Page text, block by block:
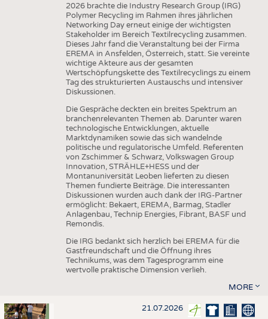
2026 brachte die Industry Research Group (IRG)
Polymer Recycling im Rahmen ihres jährlichen
Networking Day erneut einige der wichtigsten
Stakeholder im Bereich Textilrecycling zusammen.
Dieses Jahr fand die Veranstaltung bei der Firma
EREMA in Ansfelden, Österreich, statt. Sie vereinte
wichtige Akteure aus der gesamten
Wertschöpfungskette des Textilrecyclings zu einem
Tag des strukturierten Austauschs und intensiver
Diskussionen.
Die Gespräche deckten ein breites Spektrum an
branchenrelevanten Themen ab. Darunter waren
technologische Entwicklungen, aktuelle
Marktdynamiken sowie das sich wandelnde
politische und regulatorische Umfeld. Referenten
von Zschimmer & Schwarz, Volkswagen Group
Innovation, STRÄHLE+HESS und der
Montanuniversität Leoben lieferten zu diesen
Themen fundierte Beiträge. Die interessanten
Diskussionen wurden auch dank der IRG-Partner
ermöglicht: Bekaert, EREMA, Barmag, Stadler
Anlagenbau, Technip Energies, Fibrant, BASF und
Remondis.
Die IRG bedankt sich herzlich bei EREMA für die
Gastfreundschaft und die Öffnung ihres
Technikums, was dem Tagesprogramm eine
wertvolle praktische Dimension verlieh.
MORE
21.07.2026